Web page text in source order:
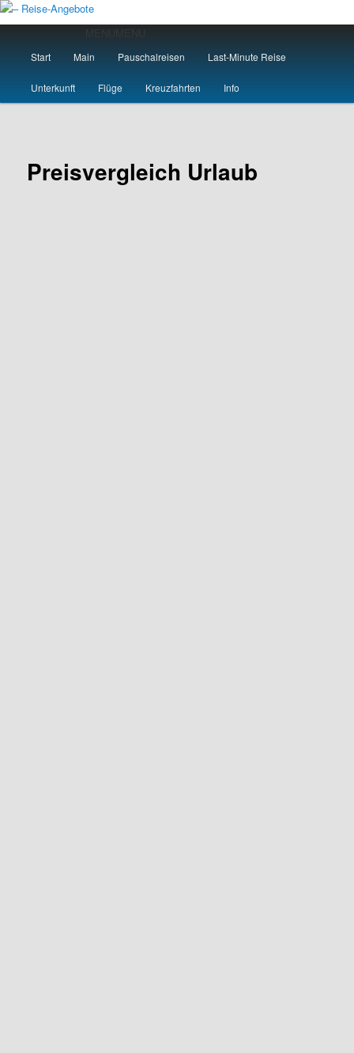
Zum
primären
springen– Reise-Angebote
Start Main Pauschalreisen Last-Minute Reise
Unterkunft Flüge Kreuzfahrten Info
Preisvergleich Urlaub